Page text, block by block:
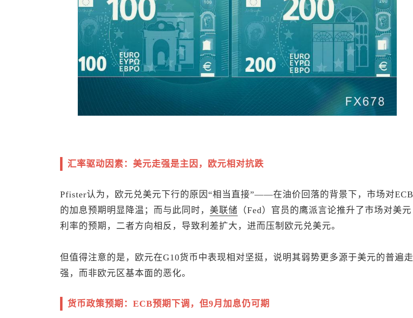
汇率驱动因素：美元走强是主因，欧元相对抗跌
Pfister认为， 欧元兑美元 下行的原因“相当直接”——在油价回落的背景下，市场对ECB
的加息预期明显降温；而与此同时， 美联储 （Fed）官员的鹰派言论推升了市场对美元
利率的预期，二者方向相反，导致利差扩大，进而压制 欧元兑美元。
但值得注意的是，欧元在G10货币中表现相对坚挺，说明其弱势更多源于美元的普遍走
强，而非欧元区基本面的恶化。
货币政策预期：ECB预期下调，但9月加息仍可期